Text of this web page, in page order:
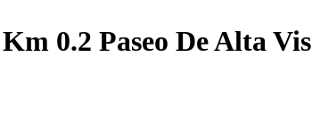
0.2 Paseo De Alta Vis